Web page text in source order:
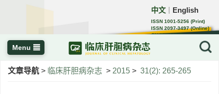
中文 English
ISSN 1001-5256 (Print)
ISSN 2097-3497 (Online)
CN 22-1108/R
Menu
文章导航 > 临床肝胆病杂志 > 2015 > 31(2): 265-265